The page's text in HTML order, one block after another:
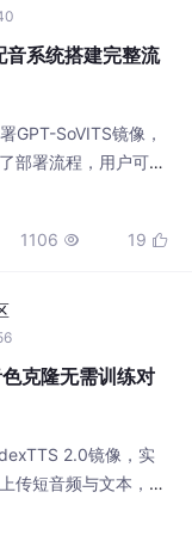
系统搭建完整流
GPT-SoVITS镜像，
部署流程，用户可利
将电子书文本批量转
1106  19 
克隆无需训练对
2.0镜像，实
传短音频与文本，一
视频配音、有声内容